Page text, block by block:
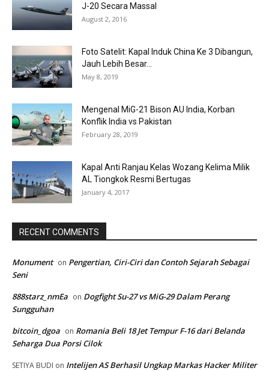
J-20 Secara Massal
August 2, 2016
Foto Satelit: Kapal Induk China Ke 3 Dibangun,
Jauh Lebih Besar...
May 8, 2019
Mengenal MiG-21 Bison AU India, Korban
Konflik India vs Pakistan
February 28, 2019
Kapal Anti Ranjau Kelas Wozang Kelima Milik
AL Tiongkok Resmi Bertugas
January 4, 2017
RECENT COMMENTS
Monument on Pengertian, Ciri-Ciri dan Contoh Sejarah Sebagai
Seni
888starz_nmEa on Dogfight Su-27 vs MiG-29 Dalam Perang
Sungguhan
bitcoin_dgoa on Romania Beli 18 Jet Tempur F-16 dari Belanda
Seharga Dua Porsi Cilok
SETIYA BUDI on Intelijen AS Berhasil Ungkap Markas Hacker Militer